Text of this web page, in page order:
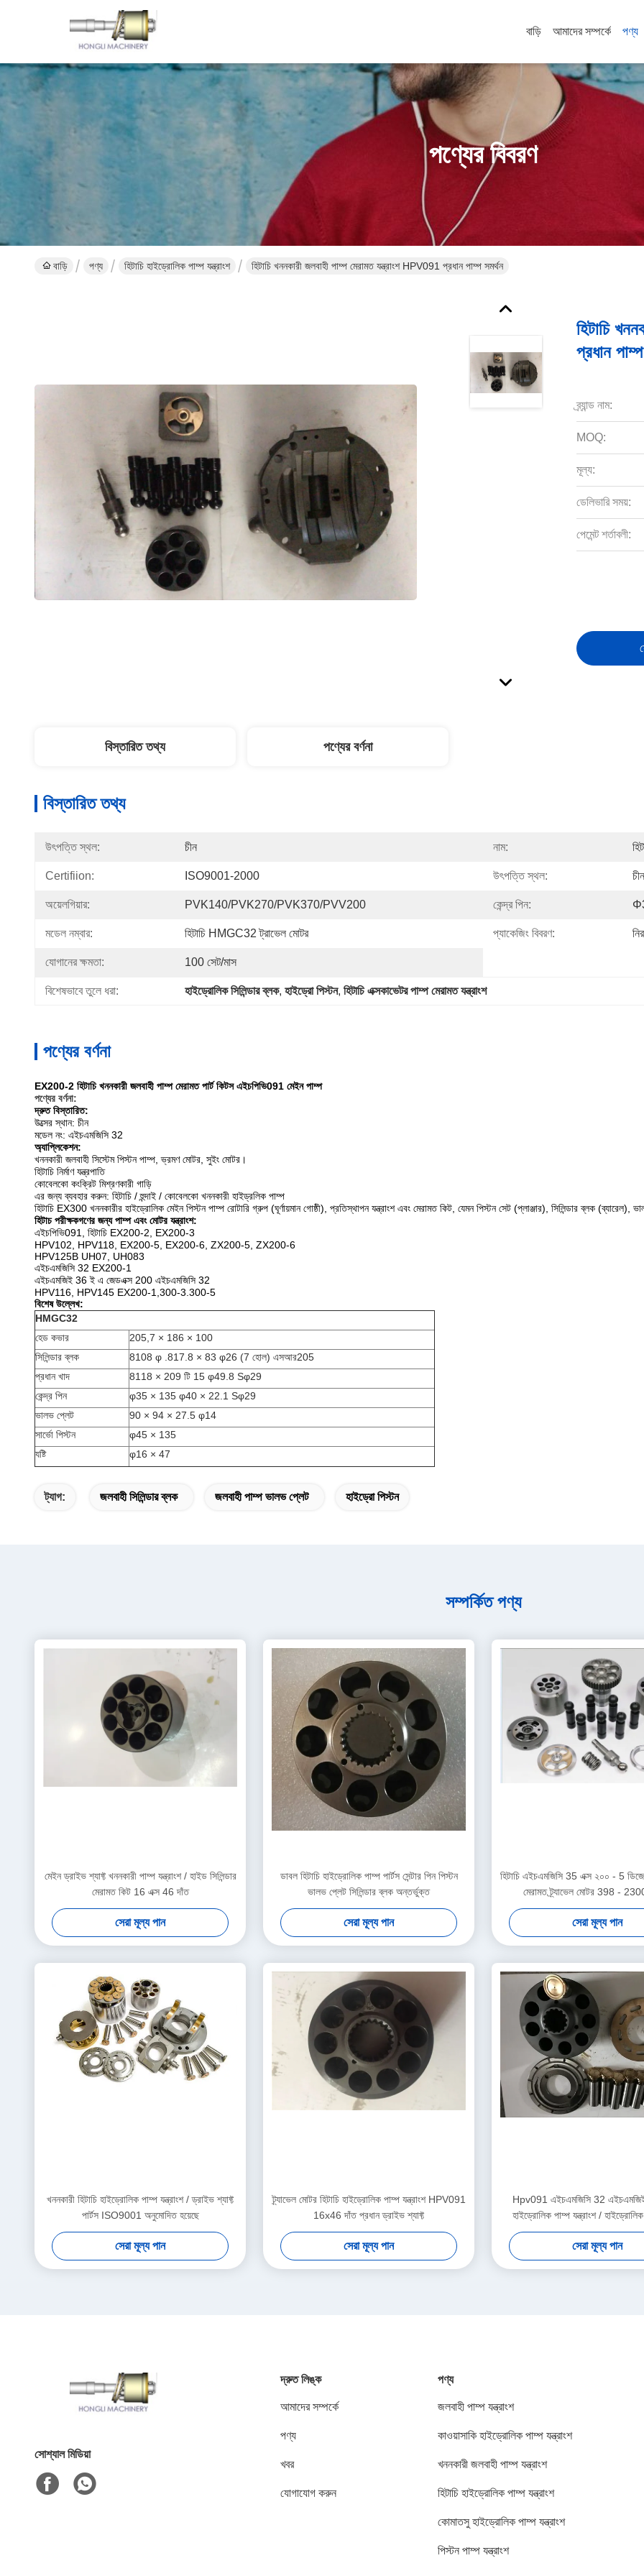
বাড়ি আমাদের সম্পর্কে পণ্য
পণ্যের বিবরণ
বাড়ি পণ্য হিটাচি হাইড্রোলিক পাম্প যন্ত্রাংশ হিটাচি খননকারী জলবাহী পাম্প মেরামত যন্ত্রাংশ HPV091 প্রধান পাম্প সমর্থন
হিটাচি
প্রধান
ব্র্যান্ড নাম:
MOQ:
মূল্য:
ডেলিভারি সময়:
পেমেন্ট শর্তাবলী:
বিস্তারিত তথ্য পণ্যের বর্ণনা
বিস্তারিত তথ্য
উৎপত্তি স্থল: চীন নাম:
Certifiion: ISO9001-2000 উৎপত্তি স্থল: চীন
অয়েলগিয়ার: PVK140/PVK270/PVK370/PVV200 কেন্দ্র পিন:
মডেল নম্বার: হিটাচি HMGC32 ট্রাভেল মোটর প্যাকেজিং বিবরণ:
যোগানের ক্ষমতা: 100 সেট/মাস
বিশেষভাবে তুলে ধরা: হাইড্রোলিক সিলিন্ডার ব্লক, হাইড্রো পিস্টন, হিটাচি এক্সকাভেটর পাম্প মেরামত যন্ত্রাংশ
পণ্যের বর্ণনা
EX200-2 হিটাচি খননকারী জলবাহী পাম্প মেরামত পার্ট কিটস এইচপিভি091 মেইন পাম্প
পণ্যের বর্ণনা:
দ্রুত বিস্তারিত:
উত্সের স্থান: চীন
মডেল নং: এইচএমজিসি 32
অ্যাপ্লিকেশন:
খননকারী জলবাহী সিস্টেম পিস্টন পাম্প, ভ্রমণ মোটর, সুইং মোটর।
হিটাচি নির্মাণ যন্ত্রপাতি
কোবেলকো কংক্রিট মিশ্রণকারী গাড়ি
এর জন্য ব্যবহার করুন: হিটাচি / হুন্দাই / কোবেলকো খননকারী হাইড্রলিক পাম্প
হিটাচি EX300 খননকারীর হাইড্রোলিক মেইন পিস্টন পাম্প রোটারি গ্রুপ (ঘূর্ণায়মান গোষ্ঠী), প্রতিস্থাপন যন্ত্রাংশ এবং মেরামত কিট, যেমন পিস্টন সেট (প্লাঞ্জার), সিলিন্ডার ব্লক (ব্যারেল),
হিটাচ পরীক্ষকগণের জন্য পাম্প এবং মোটর যন্ত্রাংশ:
এইচপিভি091, হিটাচি EX200-2, EX200-3
HPV102, HPV118, EX200-5, EX200-6, ZX200-5, ZX200-6
HPV125B UH07, UH083
এইচএমজিসি 32 EX200-1
এইচএমজিই 36 ই এ জেডএক্স 200 এইচএমজিসি 32
HPV116, HPV145 EX200-1,300-3.300-5
বিশেষ উল্লেখ:
HMGC32
হেড কভার
205,7 × 186 × 100
সিলিন্ডার ব্লক
8108 φ .817.8 × 83 φ26 (7 হোল) এসআর205
প্রধান খাদ
8118 × 209 টি 15 φ49.8 Sφ29
কেন্দ্র পিন
φ35 × 135 φ40 × 22.1 Sφ29
ভালভ প্লেট
90 × 94 × 27.5 φ14
সার্ভো পিস্টন
φ45 × 135
যষ্টি
φ16 × 47
ট্যাগ: জলবাহী সিলিন্ডার ব্লক জলবাহী পাম্প ভালভ প্লেট হাইড্রো পিস্টন
সম্পর্কিত পণ্য
মেইন ড্রাইভ শ্যাফ্ট খননকারী পাম্প যন্ত্রাংশ / হাইড সিলিন্ডার
মেরামত কিট 16 এক্স 46 দাঁত
সেরা মূল্য পান
ডাবল হিটাচি হাইড্রোলিক পাম্প পার্টস সেন্টার পিন পিস্টন
ভালভ প্লেট সিলিন্ডার ব্লক অন্তর্ভুক্ত
সেরা মূল্য পান
হিটাচি এইচএমজিসি 35 এক্স ২০০ - 5
মেরামত ট্র্যাভেল মোটর 398 -
সেরা মূল্য পান
খননকারী হিটাচি হাইড্রোলিক পাম্প যন্ত্রাংশ / ড্রাইভ শ্যাফ্ট
পার্টস ISO9001 অনুমোদিত হয়েছে
সেরা মূল্য পান
ট্র্যাভেল মোটর হিটাচি হাইড্রোলিক পাম্প যন্ত্রাংশ HPV091
16x46 দাঁত প্রধান ড্রাইভ শ্যাফ্ট
সেরা মূল্য পান
Hpv091 এইচএমজিসি 32 এইচএমজিই
হাইড্রোলিক পাম্প যন্ত্রাংশ /
যন্ত্রাংশ
সেরা মূল্য পান
সোশ্যাল মিডিয়া
দ্রুত লিঙ্ক
আমাদের সম্পর্কে
পণ্য
খবর
যোগাযোগ করুন
পণ্য
জলবাহী পাম্প যন্ত্রাংশ
কাওয়াসাকি হাইড্রোলিক পাম্প যন্ত্রাংশ
খননকারী জলবাহী পাম্প যন্ত্রাংশ
হিটাচি হাইড্রোলিক পাম্প যন্ত্রাংশ
কোমাতসু হাইড্রোলিক পাম্প যন্ত্রাংশ
পিস্টন পাম্প যন্ত্রাংশ